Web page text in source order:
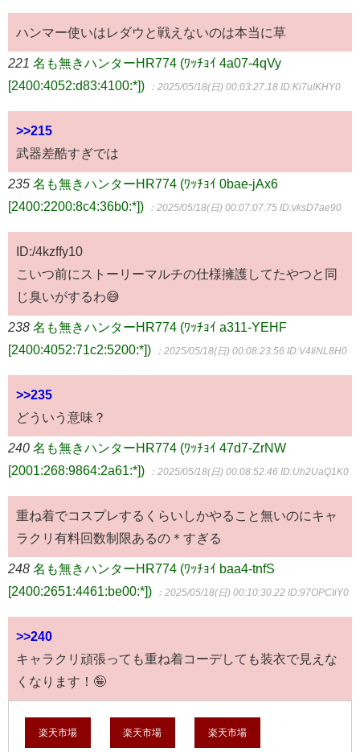
ハンマー使いはレダウと戦えないのは本当に草
221 名も無きハンターHR774 (ﾜｯﾁｮｲ 4a07-4qVy
[2400:4052:d83:4100:*])
：2025/05/18(日) 00:03:27.18 ID:Ki7uIKHY0
>>215
武器差酷すぎでは
235 名も無きハンターHR774 (ﾜｯﾁｮｲ 0bae-jAx6
[2400:2200:8c4:36b0:*])
：2025/05/18(日) 00:07:07.75 ID:vksD7ae90
ID:/4kzffy10
こいつ前にストーリーマルチの仕様擁護してたやつと同
じ臭いがするわ😅
238 名も無きハンターHR774 (ﾜｯﾁｮｲ a311-YEHF
[2400:4052:71c2:5200:*])
：2025/05/18(日) 00:08:23.56 ID:V4IiNL8H0
>>235
どういう意味？
240 名も無きハンターHR774 (ﾜｯﾁｮｲ 47d7-ZrNW
[2001:268:9864:2a61:*])
：2025/05/18(日) 00:08:52.46 ID:Uh2UaQ1K0
重ね着でコスプレするくらいしかやること無いのにキャ
ラクリ有料回数制限あるの＊すぎる
248 名も無きハンターHR774 (ﾜｯﾁｮｲ baa4-tnfS
[2400:2651:4461:be00:*])
：2025/05/18(日) 00:10:30.22 ID:97OPCIiY0
>>240
キャラクリ頑張っても重ね着コーデしても装衣で見えな
くなります！🤪
楽天市場 楽天市場 楽天市場